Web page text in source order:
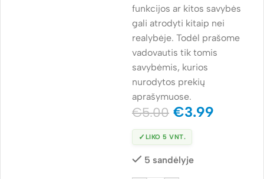
funkcijos ar kitos savybės
gali atrodyti kitaip nei
realybėje. Todėl prašome
vadovautis tik tomis
savybėmis, kurios
nurodytos prekių
aprašymuose.
€5.00 €3.99
✓ LIKO 5 VNT.
5 sandėlyje